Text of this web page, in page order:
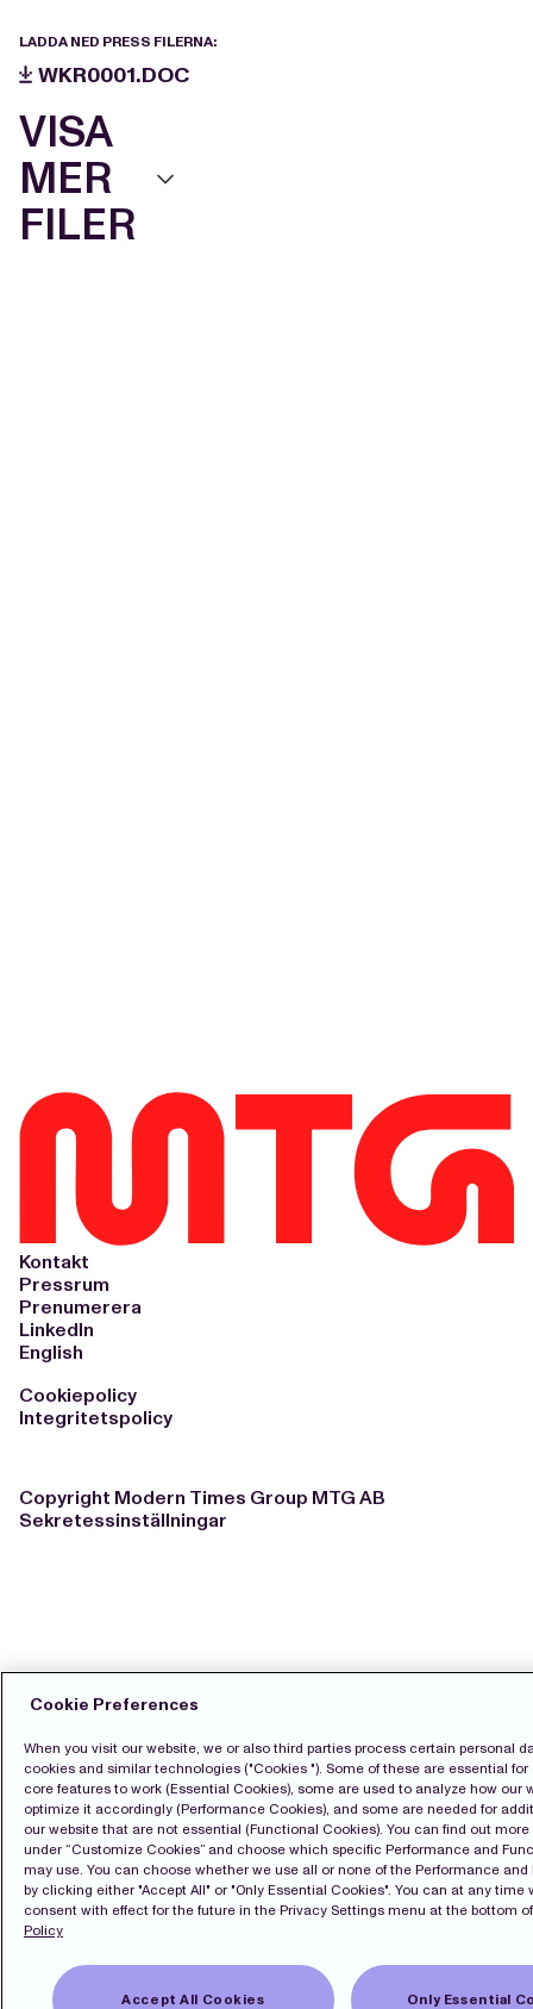
LADDA NED PRESS FILERNA:
WKR0001.DOC
VISA
MER
FILER
Kontakt
Pressrum
Prenumerera
LinkedIn
English
Cookiepolicy
Integritetspolicy
Copyright Modern Times Group MTG AB
Sekretessinställningar
Cookie Preferences
When you visit our website, we or also third parties process certain personal
cookies and similar technologies ("Cookies "). Some of these are essential
core features to work (Essential Cookies), some are used to analyze how our
optimize it accordingly (Performance Cookies), and some are needed for
our website that are not essential (Functional Cookies). You can find out
under “Customize Cookies” and choose which specific Performance and
may use. You can choose whether we use all or none of the Performance
by clicking either "Accept All" or "Only Essential Cookies". You can at any time
consent with effect for the future in the Privacy Settings menu at the bottom
Policy
Accept All Cookies Only Essential